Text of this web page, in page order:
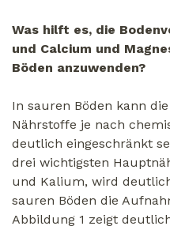
Was hilft es, die
und Calcium und
Böden anzuwenden?
In sauren Böden kann
Nährstoffe je nach
deutlich eingeschränkt
drei wichtigsten
und Kalium, wird
sauren Böden die
Abbildung 1 zeigt